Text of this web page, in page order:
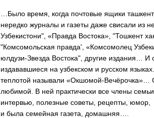
…Было время, когда почтовые ящики
нередко журналы и газеты даже свисали из
Узбекистони", «Правда Востока», "Тошкент
"Комсомольская правда', «Комсомолец
юлдузи-Звезда Востока", другие издания…
издававшиеся на узбекском и русском
теплотой называли «Окшомой-
любимой. В ней практически все члены
интервью, полезные советы, рецепты, юмор,
и была семейная газета, домашняя….